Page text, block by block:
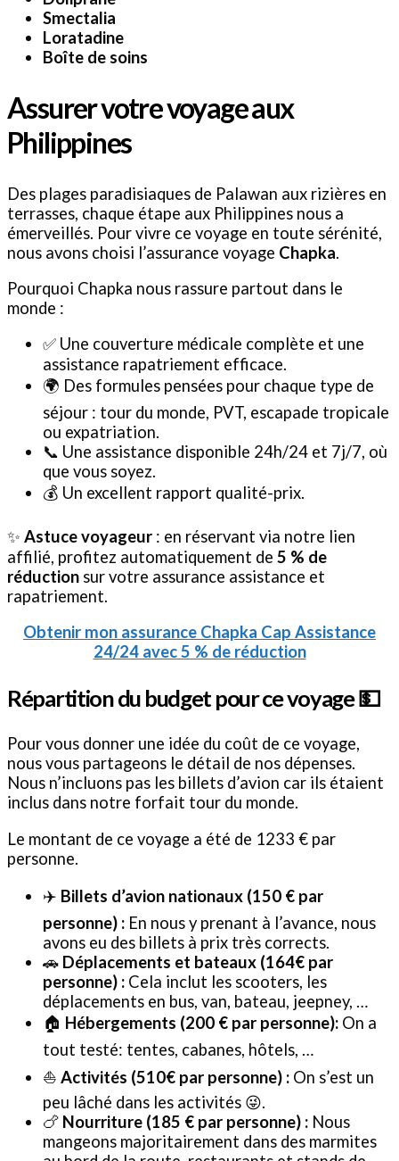
Smectalia
Loratadine
Boîte de soins
Assurer votre voyage aux
Philippines
Des plages paradisiaques de Palawan aux rizières en
terrasses, chaque étape aux Philippines nous a
émerveillés. Pour vivre ce voyage en toute sérénité,
nous avons choisi l’assurance voyage Chapka.
Pourquoi Chapka nous rassure partout dans le
monde :
✅ Une couverture médicale complète et une
assistance rapatriement efficace.
🌍 Des formules pensées pour chaque type de
séjour : tour du monde, PVT, escapade tropicale
ou expatriation.
📞 Une assistance disponible 24h/24 et 7j/7, où
que vous soyez.
💰 Un excellent rapport qualité-prix.
✨ Astuce voyageur : en réservant via notre lien
affilié, profitez automatiquement de 5 % de
réduction sur votre assurance assistance et
rapatriement.
Obtenir mon assurance Chapka Cap Assistance
24/24 avec 5 % de réduction
Répartition du budget pour ce voyage 💵
Pour vous donner une idée du coût de ce voyage,
nous vous partageons le détail de nos dépenses.
Nous n’incluons pas les billets d’avion car ils étaient
inclus dans notre forfait tour du monde.
Le montant de ce voyage a été de 1233 € par
personne.
✈️ Billets d’avion nationaux (150 € par
personne) : En nous y prenant à l’avance, nous
avons eu des billets à prix très corrects.
🚗 Déplacements et bateaux (164€ par
personne) : Cela inclut les scooters, les
déplacements en bus, van, bateau, jeepney, …
🏠 Hébergements (200 € par personne): On a
tout testé: tentes, cabanes, hôtels, …
⛵️ Activités (510€ par personne) : On s’est un
peu lâché dans les activités 😜.
🍗 Nourriture (185 € par personne) : Nous
mangeons majoritairement dans des marmites